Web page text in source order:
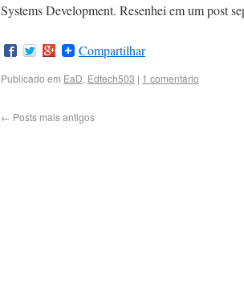
Systems Development. Resenhei em um post
Compartilhar
Publicado em EaD, Edtech503 | 1 comentário
← Posts mais antigos